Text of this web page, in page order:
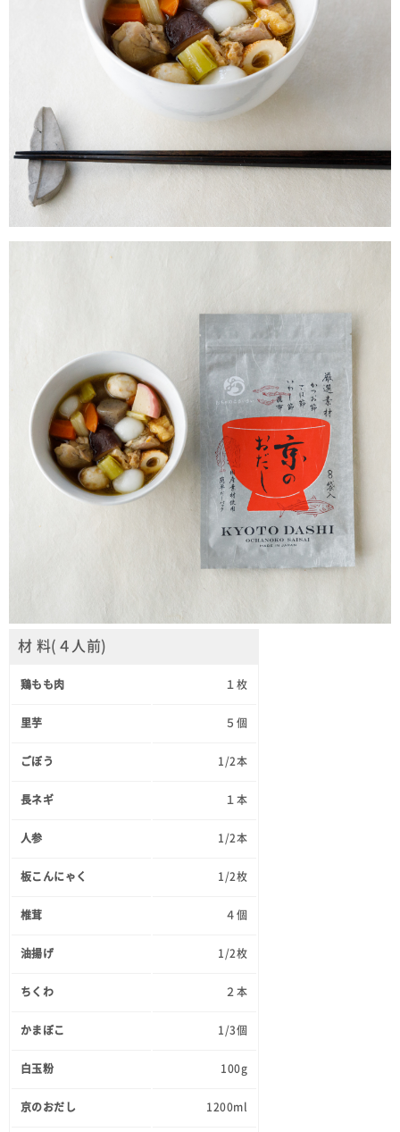
材 料(４人前)
鶏もも肉 １枚
里芋 ５個
ごぼう 1/2本
長ネギ １本
人参 1/2本
板こんにゃく 1/2枚
椎茸 ４個
油揚げ 1/2枚
ちくわ ２本
かまぼこ 1/3個
白玉粉 100g
京のおだし 1200ml